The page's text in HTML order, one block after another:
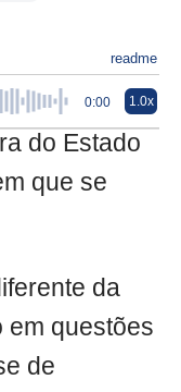
readme
0:00 1.0x
do Estado
que se
da
em questões
de